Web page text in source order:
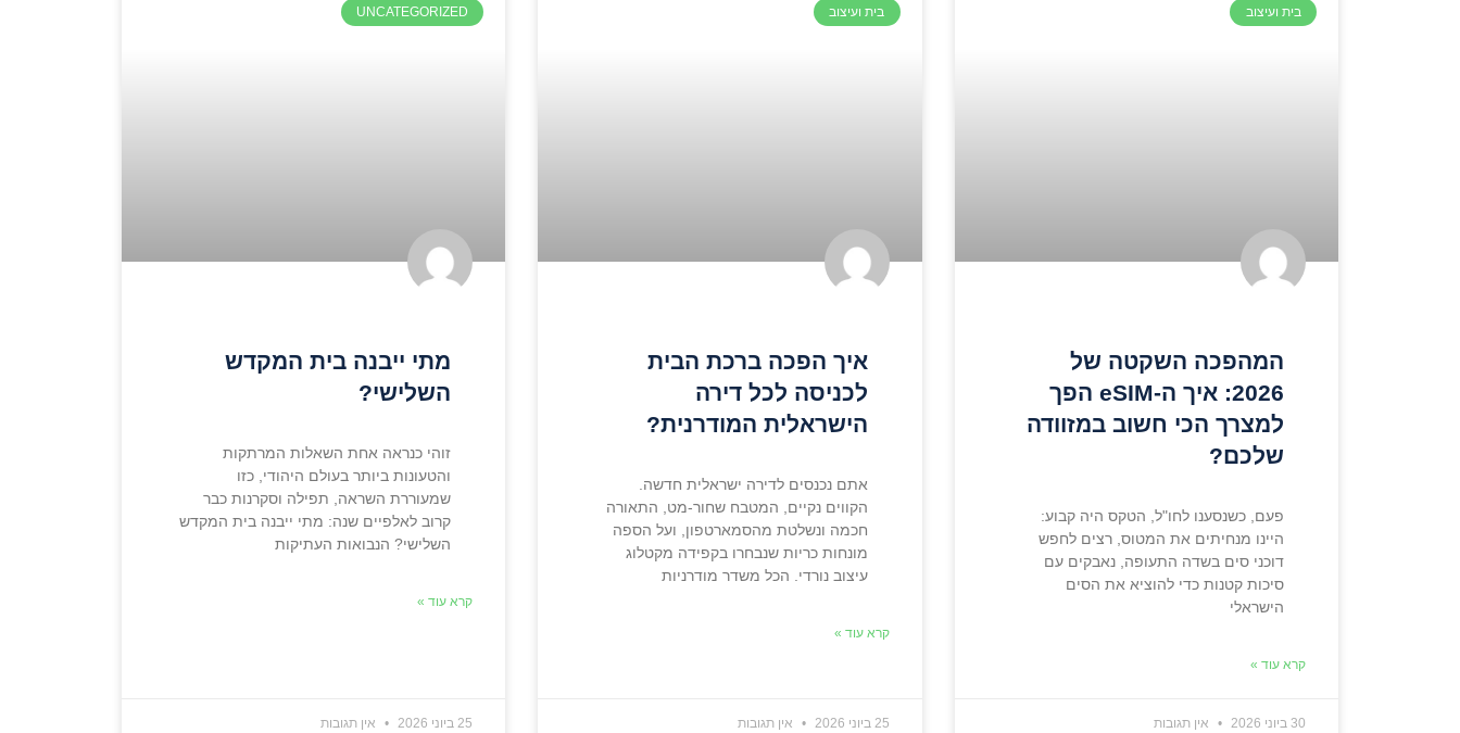
בית ועיצוב
המהפכה השקטה של
2026: איך ה-eSIM הפך
למצרך הכי חשוב במזוודה
שלכם?
פעם, כשנסענו לחו"ל, הטקס היה קבוע:
היינו מנחיתים את המטוס, רצים לחפש
דוכני סים בשדה התעופה, נאבקים עם
סיכות קטנות כדי להוציא את הסים
הישראלי
קרא עוד »
30 ביוני 2026 אין תגובות
בית ועיצוב
איך הפכה ברכת הבית
לכניסה לכל דירה
הישראלית המודרנית?
אתם נכנסים לדירה ישראלית חדשה.
הקווים נקיים, המטבח שחור-מט, התאורה
חכמה ונשלטת מהסמארטפון, ועל הספה
מונחות כריות שנבחרו בקפידה מקטלוג
עיצוב נורדי. הכל משדר מודרניות
קרא עוד »
25 ביוני 2026 אין תגובות
UNCATEGORIZED
מתי ייבנה בית המקדש
השלישי?
זוהי כנראה אחת השאלות המרתקות
והטעונות ביותר בעולם היהודי, כזו
שמעוררת השראה, תפילה וסקרנות כבר
קרוב לאלפיים שנה: מתי ייבנה בית המקדש
השלישי? הנבואות העתיקות
קרא עוד »
25 ביוני 2026 אין תגובות